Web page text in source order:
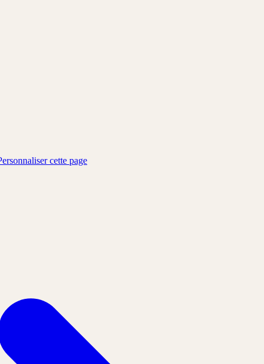
cette page